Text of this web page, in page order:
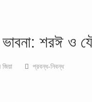
শরঈ ও
জিয়া প্রবন্ধ-নিবন্ধ